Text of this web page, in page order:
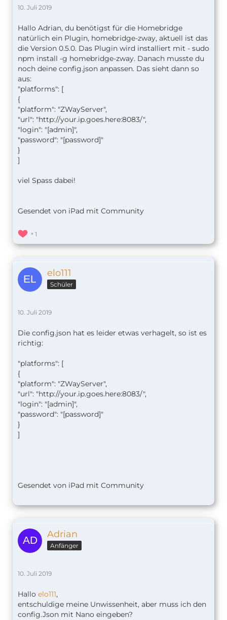
10. Juli 2019
Hallo Adrian, du benötigst für die Homebridge
natürlich ein Plugin, homebridge-zway, aktuell ist das
die Version 0.5.0. Das Plugin wird installiert mit - sudo
npm install -g homebridge-zway. Danach musste du
noch deine config.json anpassen. Das sieht dann so
aus:
"platforms": [
{
"platform": "ZWayServer",
"url": "http://your.ip.goes.here:8083/",
"login": "[admin]",
"password": "[password]"
}
]
viel Spass dabei!
Gesendet von iPad mit Community
1
elo111
Schüler
10. Juli 2019
Die config.json hat es leider etwas verhagelt, so ist es
richtig:
"platforms": [
{
"platform": "ZWayServer",
"url": "http://your.ip.goes.here:8083/",
"login": "[admin]",
"password": "[password]"
}
]
Gesendet von iPad mit Community
Adrian
Anfänger
10. Juli 2019
Hallo elo111,
entschuldige meine Unwissenheit, aber muss ich den
config.Json mit Nano eingeben?